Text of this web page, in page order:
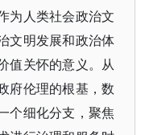
为人类社会政治文
文明发展和政治体
值关怀的意义。从
府伦理的根基，数
个细化分支，聚焦